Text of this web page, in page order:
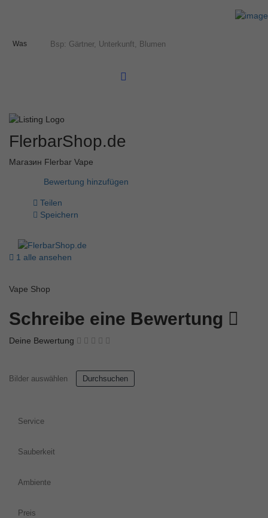
Was
FlerbarShop.de
Магазин Flerbar Vape
Bewertung hinzufügen
Teilen
Speichern
1 alle ansehen
Vape Shop
Schreibe eine Bewertung
Deine Bewertung
Bilder auswählen Durchsuchen
Service
Sauberkeit
Ambiente
Preis